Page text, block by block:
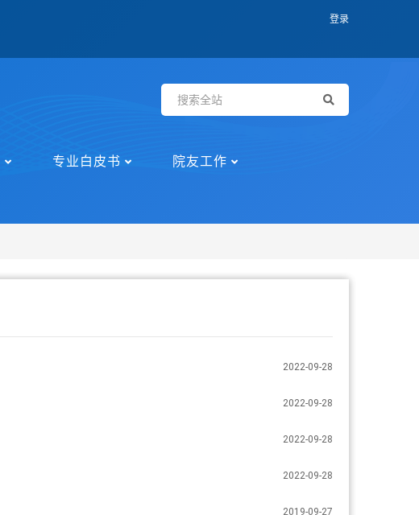
登录
专业白皮书 院友工作
2022-09-28
2022-09-28
2022-09-28
2022-09-28
2019-09-27